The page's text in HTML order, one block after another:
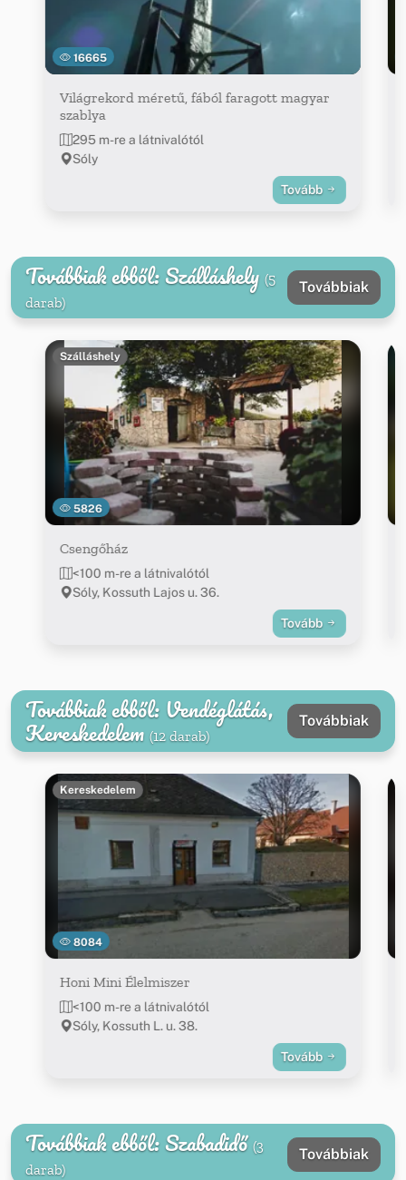
16665
Világrekord méretű, fából faragott magyar
szablya
295 m-re a látnivalótól
Sóly
Tovább
Továbbiak ebből: Szálláshely (5
darab)
Továbbiak
5826
Szálláshely
Csengőház
<100 m-re a látnivalótól
Sóly, Kossuth Lajos u. 36.
Tovább
Továbbiak ebből: Vendéglátás,
Kereskedelem (12 darab)
Továbbiak
8084
Kereskedelem
Honi Mini Élelmiszer
<100 m-re a látnivalótól
Sóly, Kossuth L. u. 38.
Tovább
Továbbiak ebből: Szabadidő (3
darab)
Továbbiak